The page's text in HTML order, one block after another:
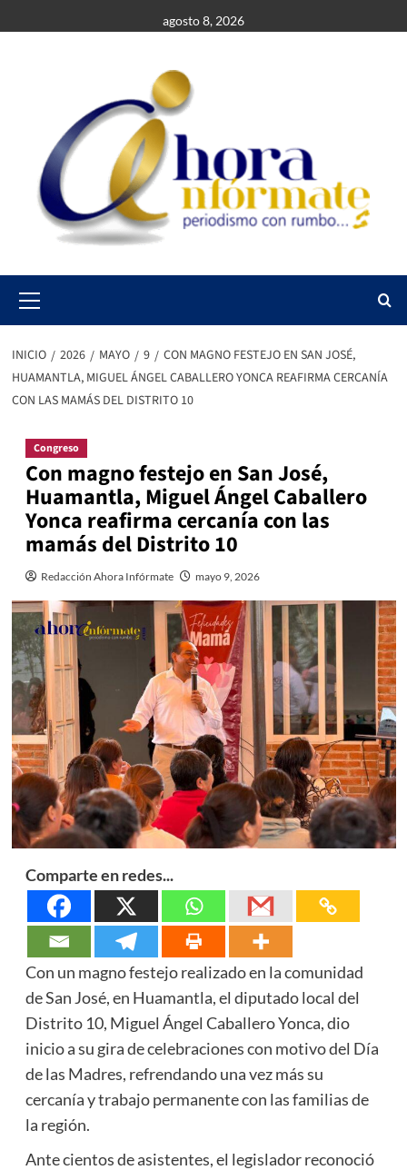
al
agosto 8, 2026
Menu
INICIO 2026 MAYO 9
CON MAGNO FESTEJO EN SAN JOSÉ,
HUAMANTLA, MIGUEL ÁNGEL CABALLERO YONCA REAFIRMA CERCANÍA
CON LAS MAMÁS DEL DISTRITO 10
Congreso
Con magno festejo en San José,
Huamantla, Miguel Ángel Caballero
Yonca reafirma cercanía con las
mamás del Distrito 10
Redacción Ahora Infórmate mayo 9, 2026
Comparte en redes...
Con un magno festejo realizado en la comunidad
de San José, en Huamantla, el diputado local del
Distrito 10, Miguel Ángel Caballero Yonca, dio
inicio a su gira de celebraciones con motivo del Día
de las Madres, refrendando una vez más su
cercanía y trabajo permanente con las familias de
la región.
Ante cientos de asistentes, el legislador reconoció